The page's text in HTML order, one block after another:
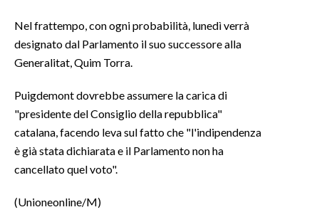
INSULARITÀ
ABBONATI
NECROLOGI
PUBBLICITÀ
STORE
Nel frattempo, con ogni probabilità, lunedì verrà
designato dal Parlamento il suo successore alla
Generalitat, Quim Torra.
Puigdemont dovrebbe assumere la carica di
"presidente del Consiglio della repubblica"
catalana, facendo leva sul fatto che "l'indipendenza
è già stata dichiarata e il Parlamento non ha
cancellato quel voto".
(Unioneonline/M)